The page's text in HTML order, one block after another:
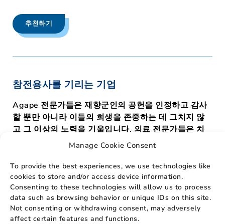
Manage Cookie Consent
To provide the best experiences, we use technologies like
cookies to store and/or access device information.
Consenting to these technologies will allow us to process
data such as browsing behavior or unique IDs on this site.
Not consenting or withdrawing consent, may adversely
affect certain features and functions.
추천하기
참전용사를 기리는 기업
Agape 전문가들은 재향군인의 공헌을 인정하고 감사
할 뿐만 아니라 이들의 희생을 존중하는 데 그치지 않
고 그 이상의 노력을 기울입니다. 의료 전문가들은 치
료 방문 시 발생할 수 있는 잠재적인 신체적, 심리적 트
전반적으로 편안한 임종 경험을 유지할 수 있도록 치료
과정과 관련된 불편함을 제거하거나 줄이기 위해 노력
합니다.